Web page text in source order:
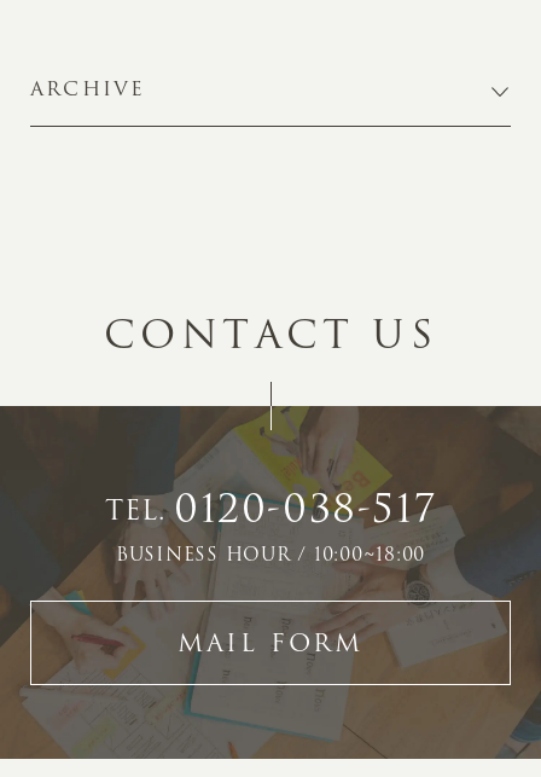
ARCHIVE
CONTACT US
TEL.0120-038-517
BUSINESS HOUR / 10:00~18:00
MAIL FORM